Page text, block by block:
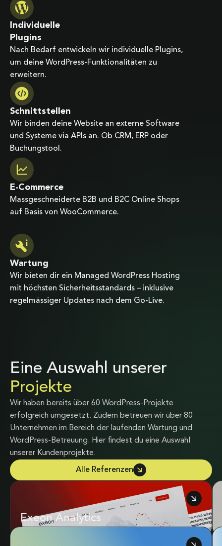
Individuelle
Plugins
Nach Bedarf entwickeln wir individuelle Plugins,
um deine WordPress-Funktionalitäten zu
erweitern.
Schnittstellen
Wir binden deine Website an externe Software
und Systeme via APIs an. Ob CRM, ERP oder
Buchungstool.
E-Commerce
Massgeschneiderte B2B und B2C Online Shops
auf Basis von WooCommerce.
Wartung
Wir bieten dir ein Managed WordPress Hosting
mit höchsten Sicherheitsstandards – inklusive
regelmässiger Updates nach dem Go-Live.
Eine Auswahl unserer
Projekte
Wir haben bereits über 60 WordPress-Projekte
erfolgreich umgesetzt. Zudem betreuen wir über 80
Unternehmen im Bereich der laufenden Wartung und
WordPress-Betreuung. Hier findest du eine Auswahl
unserer Kundenprojekte.
Alle Referenzen
Exeon Analytics